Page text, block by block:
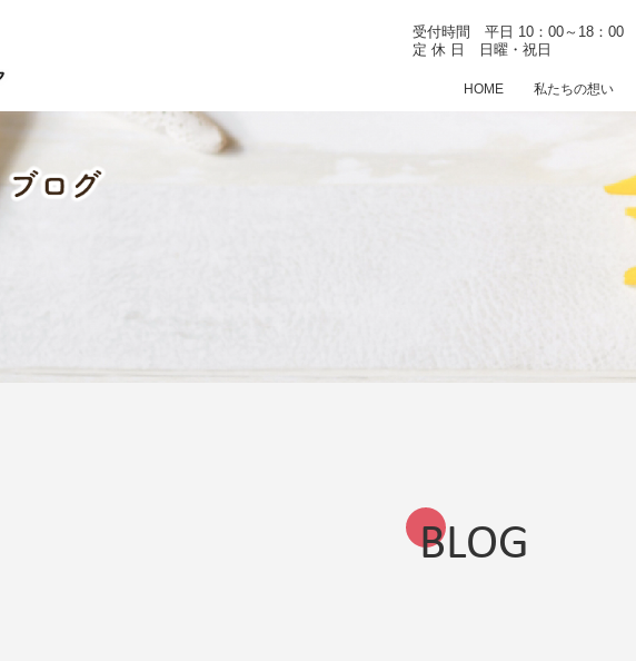
HOME 私たちの想い
受付時間 平日 10：00～18：00
定 休 日 日曜・祝日
BLOG